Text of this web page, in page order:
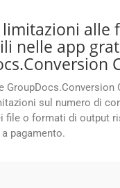
limitazioni alle
nelle app
GroupDocs.Conversion
sul numero di
file o formati di output
pagamento.